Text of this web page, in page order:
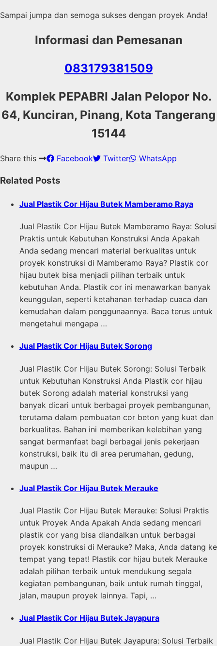
Sampai jumpa dan semoga sukses dengan proyek Anda!
Informasi dan Pemesanan
083179381509
Komplek PEPABRI Jalan Pelopor No.
64, Kunciran, Pinang, Kota Tangerang
15144
Share this Facebook Twitter WhatsApp
Related Posts
Jual Plastik Cor Hijau Butek Mamberamo Raya
Jual Plastik Cor Hijau Butek Mamberamo Raya: Solusi
Praktis untuk Kebutuhan Konstruksi Anda Apakah
Anda sedang mencari material berkualitas untuk
proyek konstruksi di Mamberamo Raya? Plastik cor
hijau butek bisa menjadi pilihan terbaik untuk
kebutuhan Anda. Plastik cor ini menawarkan banyak
keunggulan, seperti ketahanan terhadap cuaca dan
kemudahan dalam penggunaannya. Baca terus untuk
mengetahui mengapa …
Jual Plastik Cor Hijau Butek Sorong
Jual Plastik Cor Hijau Butek Sorong: Solusi Terbaik
untuk Kebutuhan Konstruksi Anda Plastik cor hijau
butek Sorong adalah material konstruksi yang
banyak dicari untuk berbagai proyek pembangunan,
terutama dalam pembuatan cor beton yang kuat dan
berkualitas. Bahan ini memberikan kelebihan yang
sangat bermanfaat bagi berbagai jenis pekerjaan
konstruksi, baik itu di area perumahan, gedung,
maupun …
Jual Plastik Cor Hijau Butek Merauke
Jual Plastik Cor Hijau Butek Merauke: Solusi Praktis
untuk Proyek Anda Apakah Anda sedang mencari
plastik cor yang bisa diandalkan untuk berbagai
proyek konstruksi di Merauke? Maka, Anda datang ke
tempat yang tepat! Plastik cor hijau butek Merauke
adalah pilihan terbaik untuk mendukung segala
kegiatan pembangunan, baik untuk rumah tinggal,
jalan, maupun proyek lainnya. Tapi, …
Jual Plastik Cor Hijau Butek Jayapura
Jual Plastik Cor Hijau Butek Jayapura: Solusi Terbaik